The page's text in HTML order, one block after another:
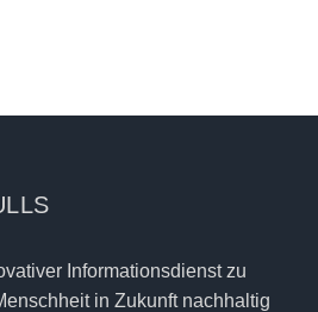
Informationsdienst zu
in Zukunft nachhaltig